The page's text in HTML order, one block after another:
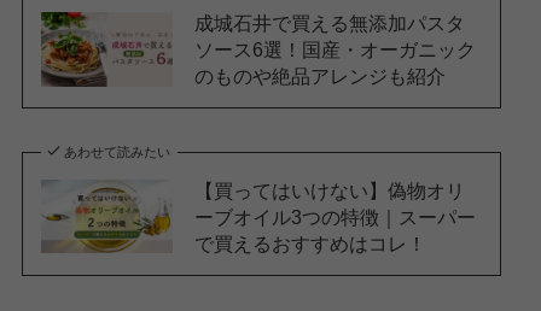
成城石井で買える無添加パスタ
ソース6選！国産・オーガニック
のものや絶品アレンジも紹介
あわせて読みたい
【買ってはいけない】偽物オリ
ーブオイル3つの特徴｜スーパー
で買えるおすすめはコレ！